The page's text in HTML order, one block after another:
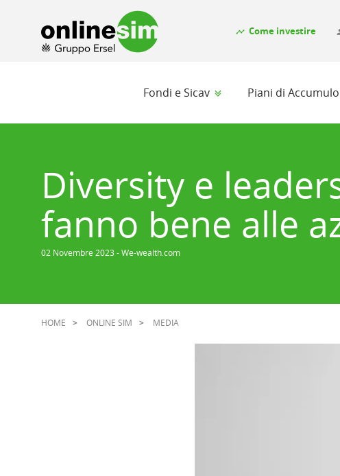
timeline Come investire
Fondi e Sicav Piani di Accumulo
Diversity e
fanno bene alle
02 Novembre 2023 - We-wealth.com
HOME ONLINE SIM MEDIA